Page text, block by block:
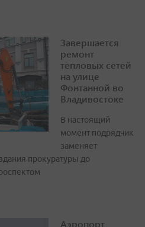
Завершается
ремонт
тепловых сетей
на улице
Фонтанной во
Владивостоке
В настоящий
момент подрядчик
заменяет
прокуратуры до
Аэропорт